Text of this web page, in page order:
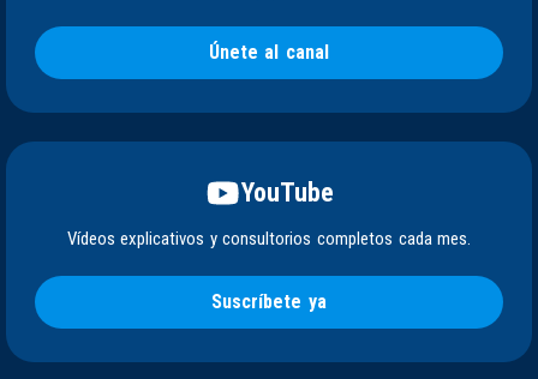
Únete al canal
YouTube
Vídeos explicativos y consultorios completos cada mes.
Suscríbete ya